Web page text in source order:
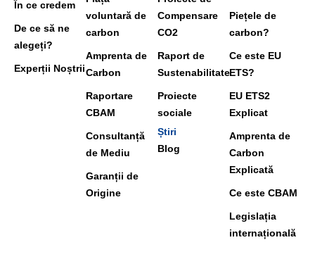
În ce credem
De ce să ne
alegeți?
Experții Noștrii
voluntară de
carbon
Amprenta de
Carbon
Raportare
CBAM
Consultanță
de Mediu
Garanții de
Origine
Compensare
CO2
Raport de
Sustenabilitate
Proiecte
sociale
Știri
Blog
Piețele de
carbon?
Ce este EU
ETS?
EU ETS2
Explicat
Amprenta de
Carbon
Explicată
Ce este CBAM
Legislația
internațională